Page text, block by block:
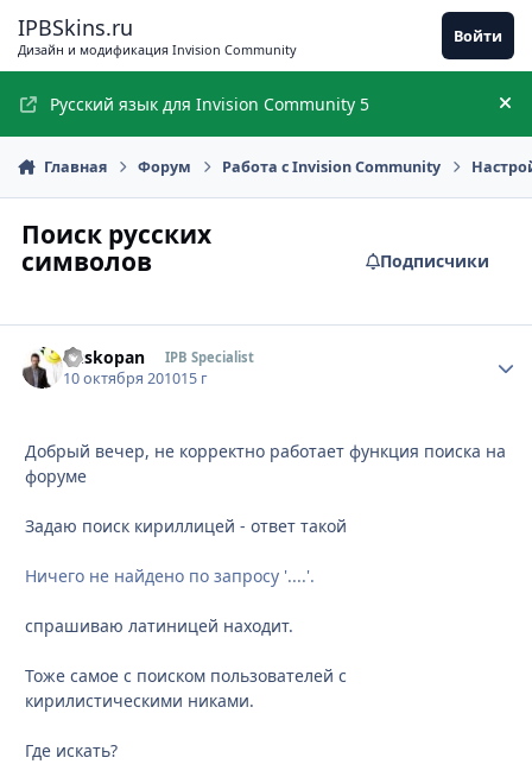
IPBSkins.ru
Дизайн и модификация Invision Community
Войти
Русский язык для Invision Community 5
Главная Форум Работа с Invision Community
Поиск русских
символов
Подписчики
Buskopan IPB Specialist
10 октября 201015 г
Добрый вечер, не корректно работает функция поиска на
форуме
Задаю поиск кириллицей - ответ такой
Ничего не найдено по запросу '....'.
спрашиваю латиницей находит.
Тоже самое с поиском пользователей с
кирилистическими никами.
Где искать?